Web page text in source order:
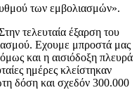
των εμβολιασμών».
τελευταία έξαρση του
Εχουμε μπροστά μας
και η αισιόδοξη πλευρά
ημέρες κλείστηκαν
δόση και σχεδόν 300.000